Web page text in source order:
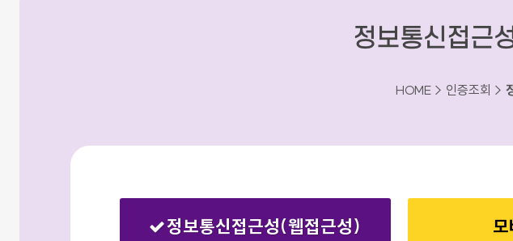
정보통신접근
HOME > 인증조회 >
정보통신접근성(웹접근성)